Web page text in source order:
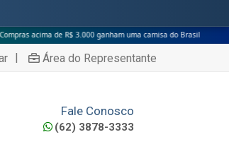
3.000 ganham uma camisa do Brasil
| Área do Representante
Fale Conosco
(62) 3878-3333